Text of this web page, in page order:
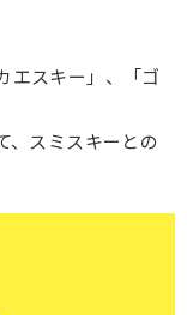
エスキー」、「ゴ
、スミスキーとの